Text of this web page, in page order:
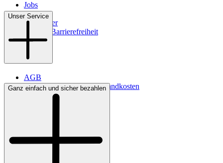
Jobs
Filialen
Newsletter
Digitale Barrierefreiheit
Unser Service
AGB
Lieferbedingungen & Versandkosten
Bezahlung
Ganz einfach und sicher bezahlen